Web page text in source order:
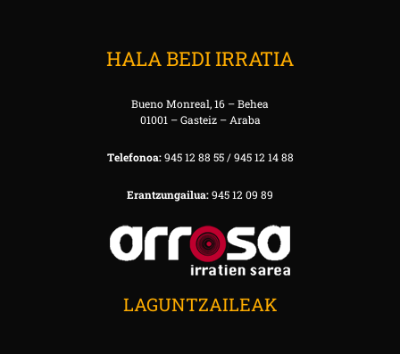
HALA BEDI IRRATIA
Bueno Monreal, 16 – Behea
01001 – Gasteiz – Araba
Telefonoa:945 12 88 55 / 945 12 14 88
Erantzungailua:945 12 09 89
LAGUNTZAILEAK